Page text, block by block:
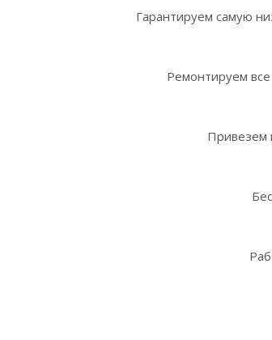
Гарантируем самую
Ремонтируем
Привезем